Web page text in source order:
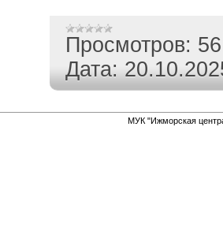
Просмотров: 56
Дата:
МУК "Ижморская